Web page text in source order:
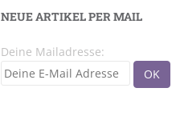
NEUE ARTIKEL PER MAIL
Deine Mailadresse: